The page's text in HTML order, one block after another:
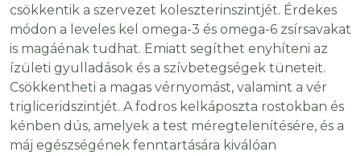
csökkentik a szervezet koleszterinszintjét. Érdekes
módon a leveles kel omega-3 és omega-6 zsírsavakat
is magáénak tudhat. Emiatt segíthet enyhíteni az
ízületi gyulladások és a szívbetegségek tüneteit.
Csökkentheti a magas vérnyomást, valamint a vér
trigliceridszintjét. A fodros kelkáposzta rostokban és
kénben dús, amelyek a test méregtelenítésére, és a
máj egészségének fenntartására kiválóan